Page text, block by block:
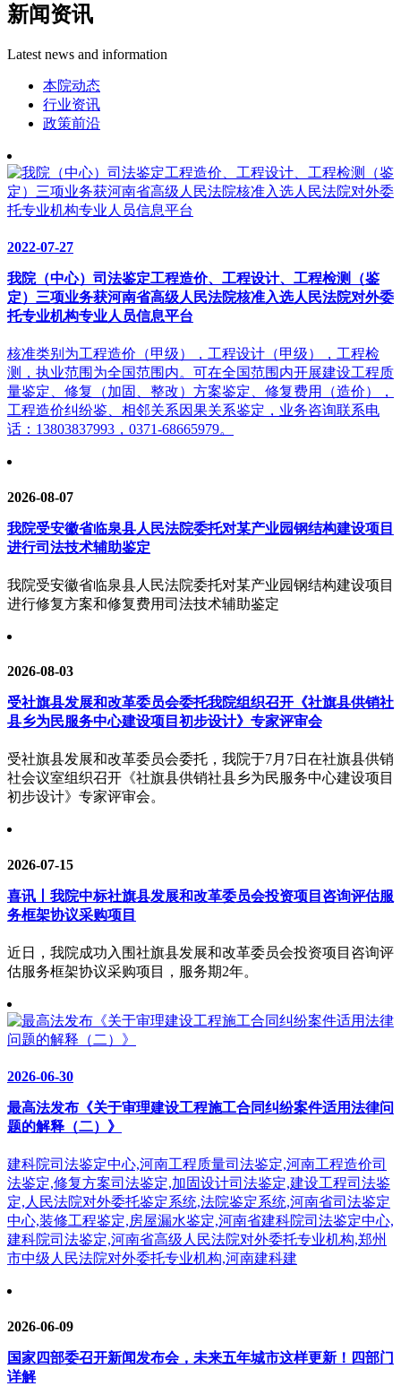
新闻资讯
Latest news and information
本院动态
行业资讯
政策前沿
2022-07-27
我院（中心）司法鉴定工程造价、工程设计、工程检测（鉴
定）三项业务获河南省高级人民法院核准入选人民法院对外委
托专业机构专业人员信息平台
核准类别为工程造价（甲级），工程设计（甲级），工程检
测，执业范围为全国范围内。可在全国范围内开展建设工程质
量鉴定、修复（加固、整改）方案鉴定、修复费用（造价），
工程造价纠纷鉴、相邻关系因果关系鉴定，业务咨询联系电
话：13803837993，0371-68665979。
2026-08-07
我院受安徽省临泉县人民法院委托对某产业园钢结构建设项目
进行司法技术辅助鉴定
我院受安徽省临泉县人民法院委托对某产业园钢结构建设项目
进行修复方案和修复费用司法技术辅助鉴定
2026-08-03
受社旗县发展和改革委员会委托我院组织召开《社旗县供销社
县乡为民服务中心建设项目初步设计》专家评审会
受社旗县发展和改革委员会委托，我院于7月7日在社旗县供销
社会议室组织召开《社旗县供销社县乡为民服务中心建设项目
初步设计》专家评审会。
2026-07-15
喜讯丨我院中标社旗县发展和改革委员会投资项目咨询评估服
务框架协议采购项目
近日，我院成功入围社旗县发展和改革委员会投资项目咨询评
估服务框架协议采购项目，服务期2年。
2026-06-30
最高法发布《关于审理建设工程施工合同纠纷案件适用法律问
题的解释（二）》
建科院司法鉴定中心,河南工程质量司法鉴定,河南工程造价司
法鉴定,修复方案司法鉴定,加固设计司法鉴定,建设工程司法鉴
定,人民法院对外委托鉴定系统,法院鉴定系统,河南省司法鉴定
中心,装修工程鉴定,房屋漏水鉴定,河南省建科院司法鉴定中心,
建科院司法鉴定,河南省高级人民法院对外委托专业机构,郑州
市中级人民法院对外委托专业机构,河南建科建
2026-06-09
国家四部委召开新闻发布会，未来五年城市这样更新！四部门
详解